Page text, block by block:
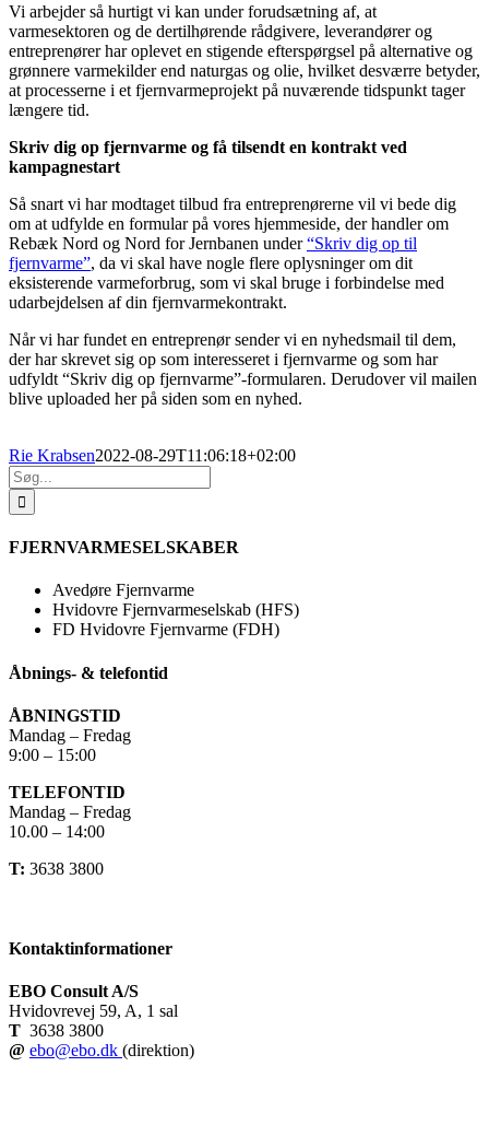
Vi arbejder så hurtigt vi kan under forudsætning af, at
varmesektoren og de dertilhørende rådgivere, leverandører og
entreprenører har oplevet en stigende efterspørgsel på alternative og
grønnere varmekilder end naturgas og olie, hvilket desværre betyder,
at processerne i et fjernvarmeprojekt på nuværende tidspunkt tager
længere tid.
Skriv dig op fjernvarme og få tilsendt en kontrakt ved
kampagnestart
Så snart vi har modtaget tilbud fra entreprenørerne vil vi bede dig
om at udfylde en formular på vores hjemmeside, der handler om
Rebæk Nord og Nord for Jernbanen under“Skriv dig op til
fjernvarme”, da vi skal have nogle flere oplysninger om dit
eksisterende varmeforbrug, som vi skal bruge i forbindelse med
udarbejdelsen af din fjernvarmekontrakt.
Når vi har fundet en entreprenør sender vi en nyhedsmail til dem,
der har skrevet sig op som interesseret i fjernvarme og som har
udfyldt “Skriv dig op fjernvarme”-formularen. Derudover vil mailen
blive uploaded her på siden som en nyhed.
Rie Krabsen2022-08-29T11:06:18+02:00
Søg
efter:
FJERNVARMESELSKABER
Avedøre Fjernvarme
Hvidovre Fjernvarmeselskab (HFS)
FD Hvidovre Fjernvarme (FDH)
Åbnings- & telefontid
ÅBNINGSTID
Mandag – Fredag
9:00 – 15:00
TELEFONTID
Mandag – Fredag
10.00 – 14:00
T: 3638 3800
Kontaktinformationer
EBO Consult A/S
Hvidovrevej 59, A, 1 sal
T 3638 3800
@ ebo@ebo.dk (direktion)